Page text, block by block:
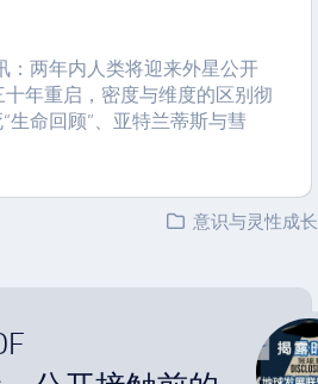
：两年内人类将迎来外星公开
年重启，密度与维度的区别彻
生命回顾”、亚特兰蒂斯与彗
意识与灵性成长